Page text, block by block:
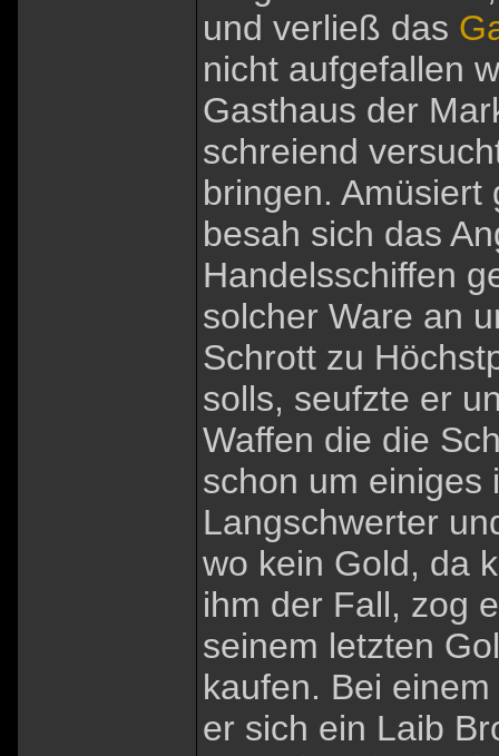
und verließ das
nicht aufgefallen
Gasthaus der
schreiend
bringen. Amüsiert
besah sich das
Handelsschiffen
solcher Ware an
Schrott zu
solls, seufzte er
Waffen die die
schon um einiges
Langschwerter
wo kein Gold, da
ihm der Fall, zog
seinem letzten
kaufen. Bei
er sich ein Laib